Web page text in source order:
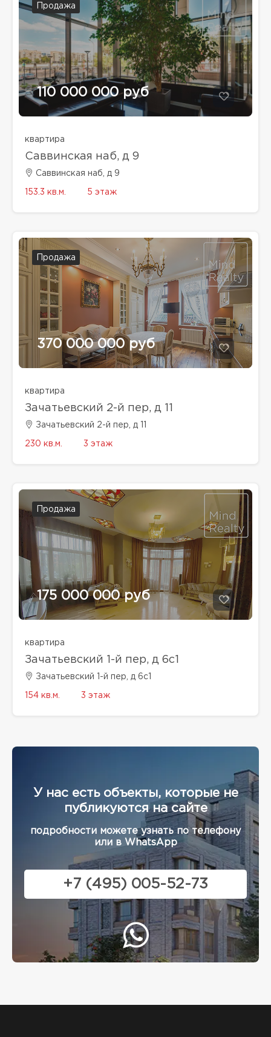
Продажа
110 000 000 руб
квартира
Саввинская наб, д 9
Саввинская наб, д 9
153.3 кв.м. 5 этаж
Продажа
370 000 000 руб
квартира
Зачатьевский 2-й пер, д 11
Зачатьевский 2-й пер, д 11
230 кв.м. 3 этаж
Продажа
175 000 000 руб
квартира
Зачатьевский 1-й пер, д 6с1
Зачатьевский 1-й пер, д 6с1
154 кв.м. 3 этаж
У нас есть объекты, которые не
публикуются на сайте
подробности можете узнать по телефону
или в WhatsApp
+7 (495) 005-52-73